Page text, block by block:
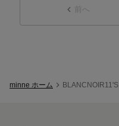
前へ
minne ホーム